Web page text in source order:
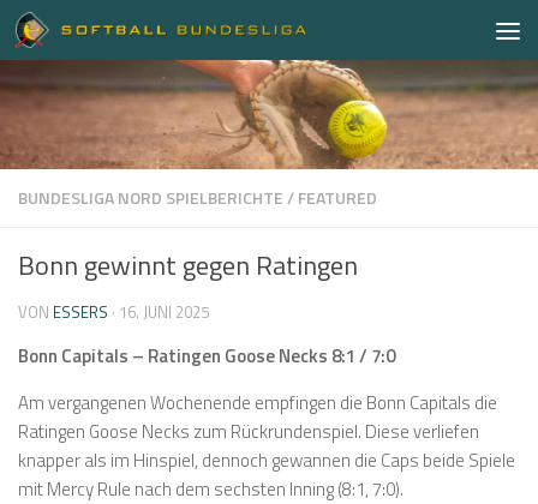
Zum Inhalt springen
BUNDESLIGA NORD SPIELBERICHTE/FEATURED
Bonn gewinnt gegen Ratingen
VON ESSERS · 16. JUNI 2025
Bonn Capitals – Ratingen Goose Necks 8:1 / 7:0
Am vergangenen Wochenende empfingen die Bonn Capitals die
Ratingen Goose Necks zum Rückrundenspiel. Diese verliefen
knapper als im Hinspiel, dennoch gewannen die Caps beide Spiele
mit Mercy Rule nach dem sechsten Inning (8:1, 7:0).